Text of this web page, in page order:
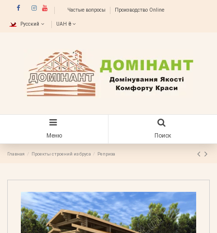
Частые вопросы Производство Online
Русский UAH ₴
Меню Поиск
Главная Проекты строений из бруса Реприза